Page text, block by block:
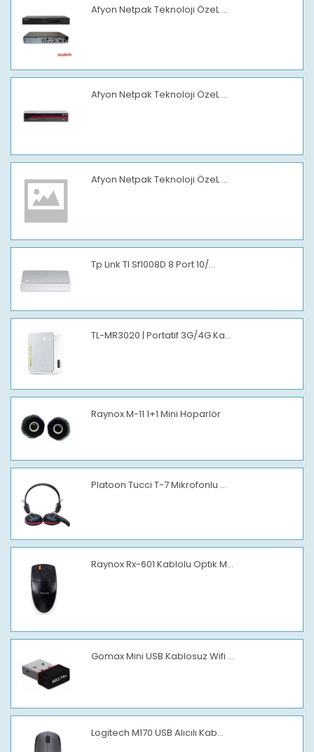
Afyon Netpak Teknoloji ÖzeL ...
Afyon Netpak Teknoloji ÖzeL ...
Afyon Netpak Teknoloji ÖzeL ...
Tp Link Tl Sf1008D 8 Port 10/...
TL-MR3020 | Portatif 3G/4G Ka...
Raynox M-11 1+1 Mini Hoparlör
Platoon Tucci T-7 Mikrofonlu ...
Raynox Rx-601 Kablolu Optık M...
Gomax Mini USB Kablosuz Wifi ...
Logitech M170 USB Alıcılı Kab...